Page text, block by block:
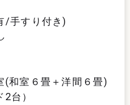
手すり付き)
和室６畳＋洋間６畳)
台）